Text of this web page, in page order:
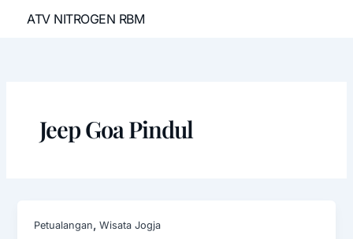
ATV NITROGEN RBM
Jeep Goa Pindul
Petualangan , Wisata Jogja